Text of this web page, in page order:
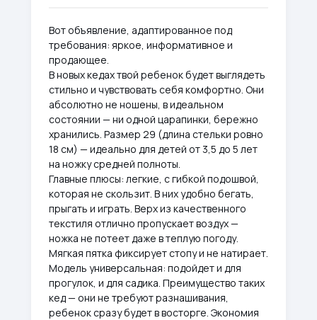
Вот объявление, адаптированное под
требования: яркое, информативное и
продающее.
В новых кедах твой ребенок будет выглядеть
стильно и чувствовать себя комфортно. Они
абсолютно не ношены, в идеальном
состоянии — ни одной царапинки, бережно
хранились. Размер 29 (длина стельки ровно
18 см) — идеально для детей от 3,5 до 5 лет
на ножку средней полноты.
Главные плюсы: легкие, с гибкой подошвой,
которая не скользит. В них удобно бегать,
прыгать и играть. Верх из качественного
текстиля отлично пропускает воздух —
ножка не потеет даже в теплую погоду.
Мягкая пятка фиксирует стопу и не натирает.
Модель универсальная: подойдет и для
прогулок, и для садика. Преимущество таких
кед — они не требуют разнашивания,
ребенок сразу будет в восторге. Экономия